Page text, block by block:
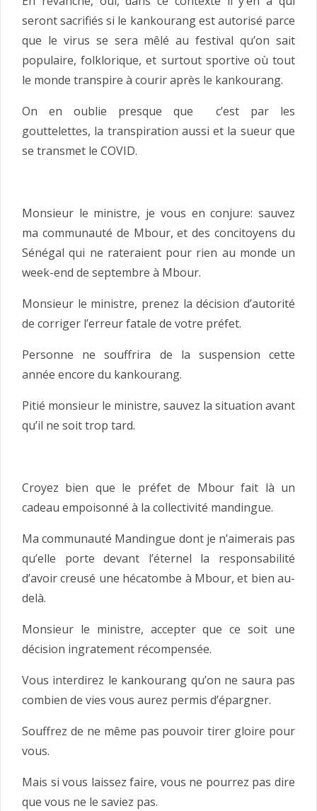
seront sacrifiés si le kankourang est autorisé parce
que le virus se sera mêlé au festival qu’on sait
populaire, folklorique, et surtout sportive où tout
le monde transpire à courir après le kankourang.
On en oublie presque que c’est par les
gouttelettes, la transpiration aussi et la sueur que
se transmet le COVID.
Monsieur le ministre, je vous en conjure: sauvez
ma communauté de Mbour, et des concitoyens du
Sénégal qui ne rateraient pour rien au monde un
week-end de septembre à Mbour.
Monsieur le ministre, prenez la décision d’autorité
de corriger l’erreur fatale de votre préfet.
Personne ne souffrira de la suspension cette
année encore du kankourang.
Pitié monsieur le ministre, sauvez la situation avant
qu’il ne soit trop tard.
Croyez bien que le préfet de Mbour fait là un
cadeau empoisonné à la collectivité mandingue.
Ma communauté Mandingue dont je n’aimerais pas
qu’elle porte devant l’éternel la responsabilité
d’avoir creusé une hécatombe à Mbour, et bien au-
delà.
Monsieur le ministre, accepter que ce soit une
décision ingratement récompensée.
Vous interdirez le kankourang qu’on ne saura pas
combien de vies vous aurez permis d’épargner.
Souffrez de ne même pas pouvoir tirer gloire pour
vous.
Mais si vous laissez faire, vous ne pourrez pas dire
que vous ne le saviez pas.